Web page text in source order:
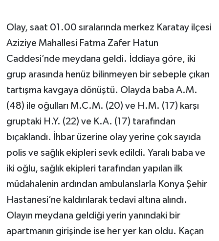
Olay, saat 01.00 sıralarında merkez Karatay ilçesi
Aziziye Mahallesi Fatma Zafer Hatun
Caddesi’nde meydana geldi. İddiaya göre, iki
grup arasında henüz bilinmeyen bir sebeple çıkan
tartışma kavgaya dönüştü. Olayda baba A.M.
(48) ile oğulları M.C.M. (20) ve H.M. (17) karşı
gruptaki H.Y. (22) ve K.A. (17) tarafından
bıçaklandı. İhbar üzerine olay yerine çok sayıda
polis ve sağlık ekipleri sevk edildi. Yaralı baba ve
iki oğlu, sağlık ekipleri tarafından yapılan ilk
müdahalenin ardından ambulanslarla Konya Şehir
Hastanesi’ne kaldırılarak tedavi altına alındı.
Olayın meydana geldiği yerin yanındaki bir
apartmanın girişinde ise her yer kan oldu. Kaçan